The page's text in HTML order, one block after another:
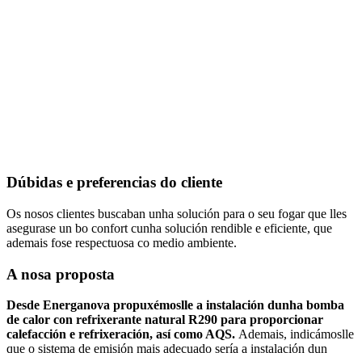
Dúbidas e preferencias do cliente
Os nosos clientes buscaban unha solución para o seu fogar que lles
asegurase un bo confort cunha solución rendible e eficiente, que
ademais fose respectuosa co medio ambiente.
A nosa proposta
Desde Energanova propuxémoslle a instalación dunha bomba
de calor con refrixerante natural R290 para proporcionar
calefacción e refrixeración, así como AQS. Ademais, indicámoslle
que o sistema de emisión mais adecuado sería a instalación dun